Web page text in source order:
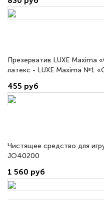
Презерватив LUXE Maxima
латекс - LUXE Maxima №1
455 руб
Чистящее средство для
JO40200
1 560 руб